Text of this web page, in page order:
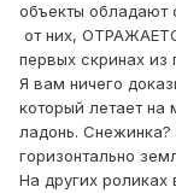
объекты обладают
от них,
первых скринах из
Я вам ничего
который летает
ладонь.
горизонтально
На других